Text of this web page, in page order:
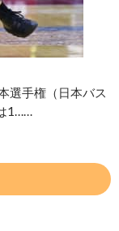
選手権（日本バス
1……